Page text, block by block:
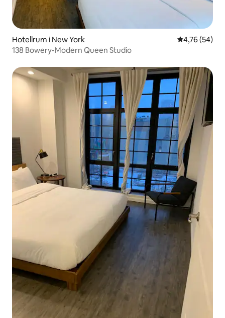
Hotellrum i New York 4,76 av 5 i
4,76 (54)
138 Bowery-Modern Queen Studio